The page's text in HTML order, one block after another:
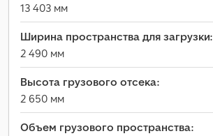
13 403 мм
Ширина пространства для загрузки:
2 490 мм
Высота грузового отсека:
2 650 мм
Объем грузового пространства: